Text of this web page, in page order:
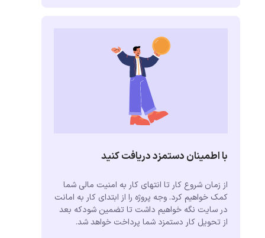
با اطمینان دستمزد دریافت کنید
از زمان شروع کار تا انتهای کار به امنیت مالی شما
کمک خواهیم کرد. وجه پروژه را از ابتدای کار به امانت
در سایت نگه خواهیم داشت تا تضمین شودکه بعد
از تحویل کار دستمزد شما پرداخت خواهد شد.